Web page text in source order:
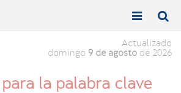
Toggle

Toggle

Actualizado
domingo 9 de agosto de 2026
la palabra clave